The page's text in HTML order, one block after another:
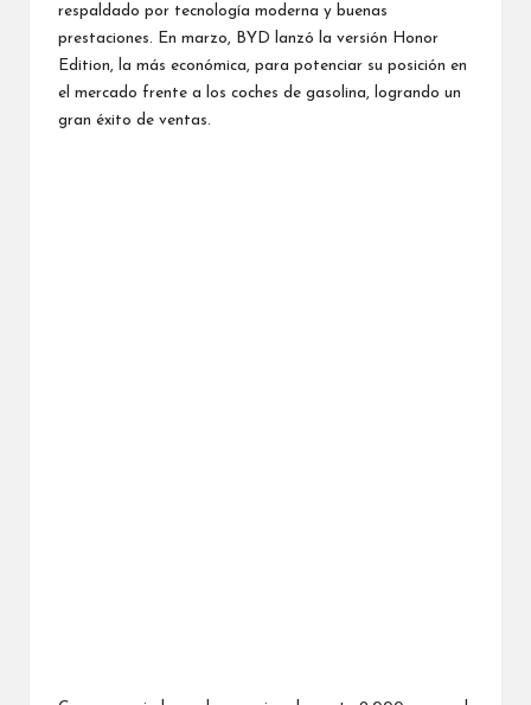
respaldado por tecnología moderna y buenas
prestaciones. En marzo, BYD lanzó la versión Honor
Edition, la más económica, para potenciar su posición en
el mercado frente a los coches de gasolina, logrando un
gran éxito de ventas.